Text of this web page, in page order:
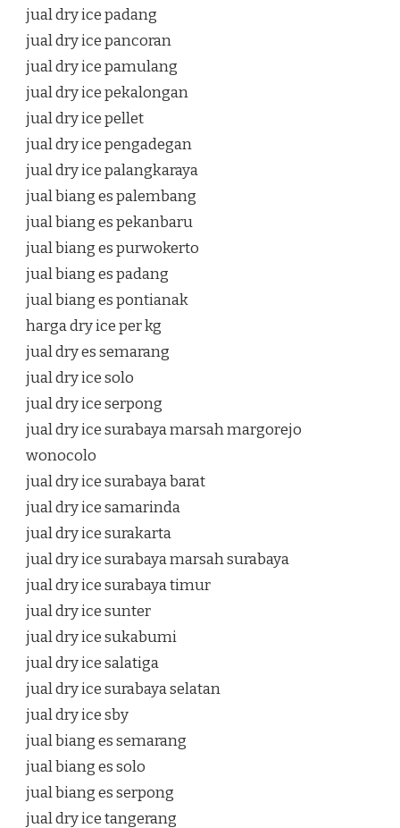
jual dry ice padang
jual dry ice pancoran
jual dry ice pamulang
jual dry ice pekalongan
jual dry ice pellet
jual dry ice pengadegan
jual dry ice palangkaraya
jual biang es palembang
jual biang es pekanbaru
jual biang es purwokerto
jual biang es padang
jual biang es pontianak
harga dry ice per kg
jual dry es semarang
jual dry ice solo
jual dry ice serpong
jual dry ice surabaya marsah margorejo
wonocolo
jual dry ice surabaya barat
jual dry ice samarinda
jual dry ice surakarta
jual dry ice surabaya marsah surabaya
jual dry ice surabaya timur
jual dry ice sunter
jual dry ice sukabumi
jual dry ice salatiga
jual dry ice surabaya selatan
jual dry ice sby
jual biang es semarang
jual biang es solo
jual biang es serpong
jual dry ice tangerang